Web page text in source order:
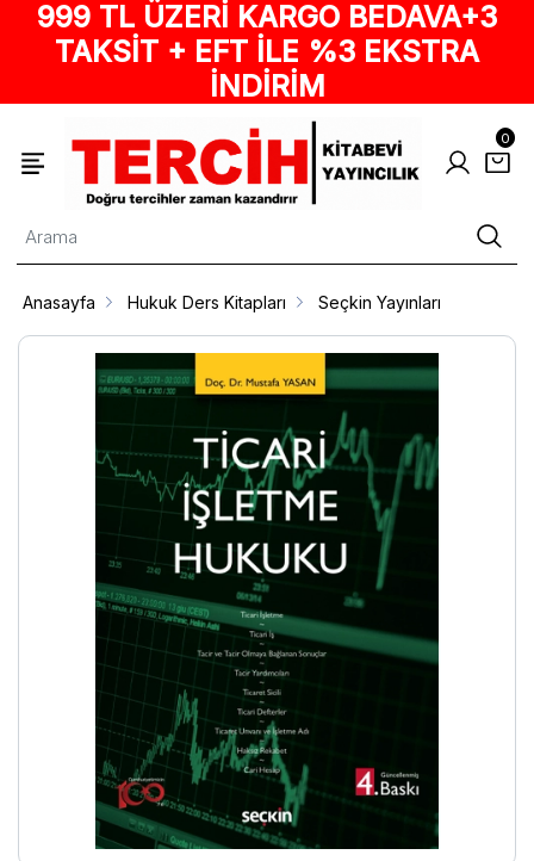
999 TL ÜZERİ KARGO BEDAVA+3
TAKSİT + EFT İLE %3 EKSTRA
İNDİRİM
0
Anasayfa Hukuk Ders Kitapları Seçkin Yayınları